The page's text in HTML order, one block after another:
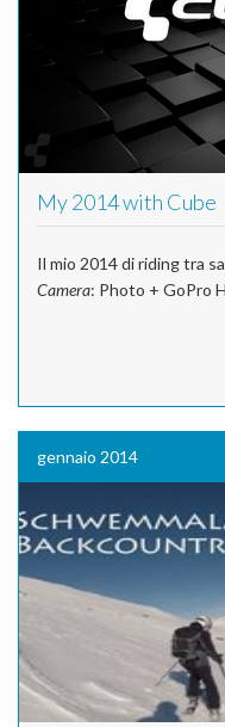
My 2014 with Cube
Il mio 2014 di riding tra
Camera: Photo + GoPro
gennaio 2014